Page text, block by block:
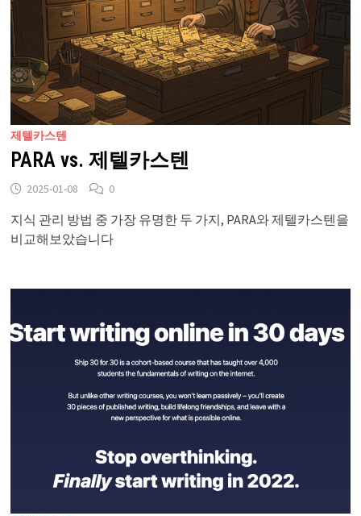
제텔카스텐
PARA vs. 제텔카스텐
2025-01-08 0
지식 관리 방법 중 가장 유명한 두 가지, PARA와 제텔카스텐을
비교해보았습니다